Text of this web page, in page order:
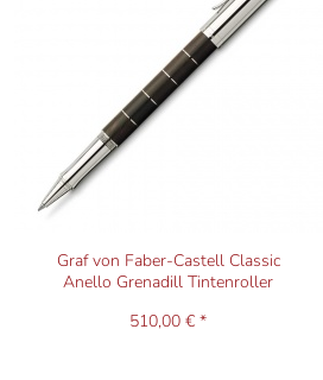
Graf von Faber-Castell Classic
Anello Grenadill Tintenroller
510,00 € *